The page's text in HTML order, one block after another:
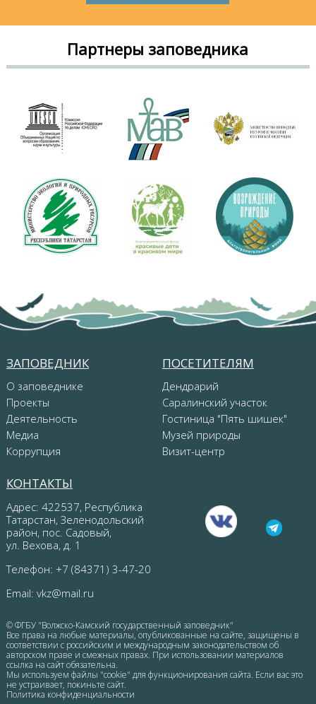
Партнеры заповедника
ЗАПОВЕДНИК
О заповеднике
Проекты
Деятельность
Медиа
Коррупция
ПОСЕТИТЕЛЯМ
Дендрарий
Саралинский участок
Гостиница "Пять шишек"
Музей природы
Визит-центр
КОНТАКТЫ
Адрес: 422537, Республика
Татарстан, Зеленодольский
район, пос. Садовый,
ул. Вехова, д. 1
Телефон: +7 (84371) 3-47-20
Email: vkz@mail.ru
© ФГБУ "Волжско-Камский государственный заповедник"
Все права на любые материалы, опубликованные на сайте, защищены в
соответствии с российским и международным законодательством об
авторском праве и смежных правах. При использовании материалов
ссылка на сайт обязательна.
Мы используем файлы "cookie" для функционирования сайта. Если вас это
не устраивает, покиньте сайт.
Политика конфиденциальности